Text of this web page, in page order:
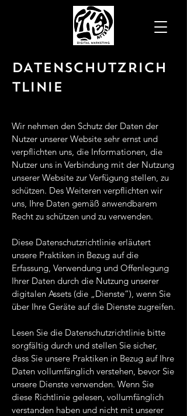
DATENSCHUTZRICH
TLINIE
Wir nehmen den Schutz der Daten der
Nutzer unserer Website sehr ernst und
verpflichten uns, die Informationen, die
Nutzer uns in Verbindung mit der Nutzung
unserer Website zur Verfügung stellen, zu
schützen. Des Weiteren verpflichten wir
uns, Ihre Daten gemäß anwendbarem
Recht zu schützen und zu verwenden.
Diese Datenschutzrichtlinie erläutert
unsere Praktiken in Bezug auf die
Erfassung, Verwendung und Offenlegung
Ihrer Daten durch die Nutzung unserer
digitalen Assets (die „Dienste“), wenn Sie
über Ihre Geräte auf die Dienste zugreifen.
Lesen Sie die Datenschutzrichtlinie bitte
sorgfältig durch und stellen Sie sicher,
dass Sie unsere Praktiken in Bezug auf Ihre
Daten vollumfänglich verstehen, bevor Sie
unsere Dienste verwenden. Wenn Sie
diese Richtlinie gelesen, vollumfänglich
verstanden haben und nicht mit unserer